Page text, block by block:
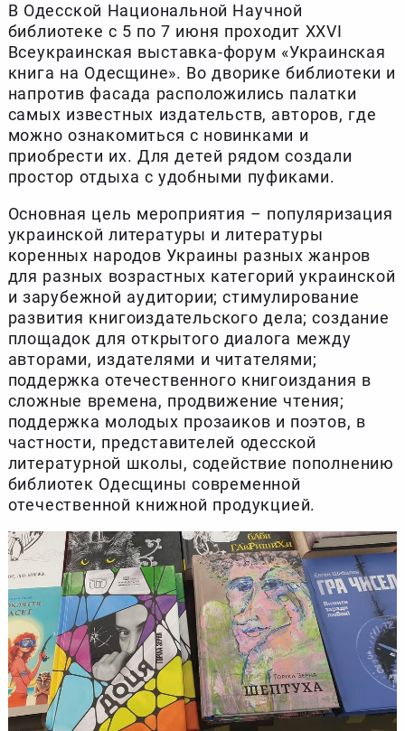
В Одесской Национальной Научной
библиотеке с 5 по 7 июня проходит XXVI
Всеукраинская выставка-форум «Украинская
книга на Одесщине». Во дворике библиотеки и
напротив фасада расположились палатки
самых известных издательств, авторов, где
можно ознакомиться с новинками и
приобрести их. Для детей рядом создали
простор отдыха с удобными пуфиками.
Основная цель мероприятия – популяризация
украинской литературы и литературы
коренных народов Украины разных жанров
для разных возрастных категорий украинской
и зарубежной аудитории; стимулирование
развития книгоиздательского дела; создание
площадок для открытого диалога между
авторами, издателями и читателями;
поддержка отечественного книгоиздания в
сложные времена, продвижение чтения;
поддержка молодых прозаиков и поэтов, в
частности, представителей одесской
литературной школы, содействие пополнению
библиотек Одесщины современной
отечественной книжной продукцией.